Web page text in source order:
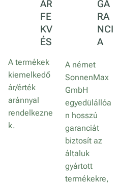
ÁR
FE
KV
ÉS
A termékek
kiemelkedő
ár/érték
aránnyal
rendelkezne
k.
GA
RA
NCI
A
A német
SonnenMax
GmbH
egyedülállóa
n hosszú
garanciát
biztosít az
általuk
gyártott
termékekre,